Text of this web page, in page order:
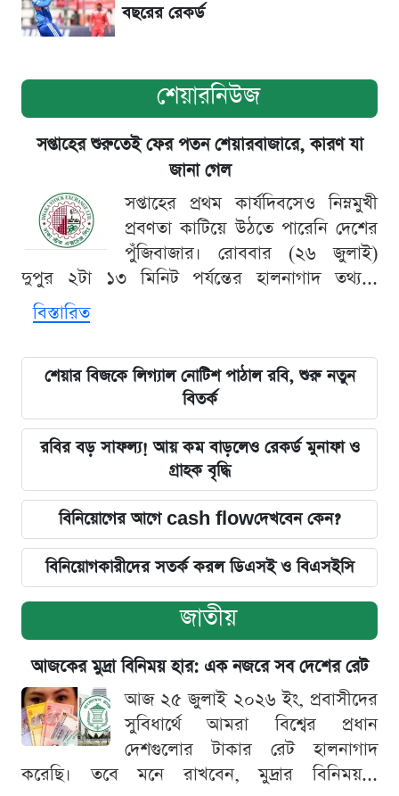
বছরের রেকর্ড
শেয়ারনিউজ
সপ্তাহের শুরুতেই ফের পতন শেয়ারবাজারে, কারণ যা
জানা গেল
সপ্তাহের প্রথম কার্যদিবসেও নিম্নমুখী
প্রবণতা কাটিয়ে উঠতে পারেনি দেশের
পুঁজিবাজার। রোববার (২৬ জুলাই)
দুপুর ২টা ১৩ মিনিট পর্যন্তের হালনাগাদ তথ্য...
বিস্তারিত
শেয়ার বিজকে লিগ্যাল নোটিশ পাঠাল রবি, শুরু নতুন
বিতর্ক
রবির বড় সাফল্য! আয় কম বাড়লেও রেকর্ড মুনাফা ও
গ্রাহক বৃদ্ধি
বিনিয়োগের আগে cash flowদেখবেন কেন?
বিনিয়োগকারীদের সতর্ক করল ডিএসই ও বিএসইসি
জাতীয়
আজকের মুদ্রা বিনিময় হার: এক নজরে সব দেশের রেট
আজ ২৫ জুলাই ২০২৬ ইং, প্রবাসীদের
সুবিধার্থে আমরা বিশ্বের প্রধান
দেশগুলোর টাকার রেট হালনাগাদ
করেছি। তবে মনে রাখবেন, মুদ্রার বিনিময়...